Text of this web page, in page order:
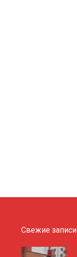
Свежие записи